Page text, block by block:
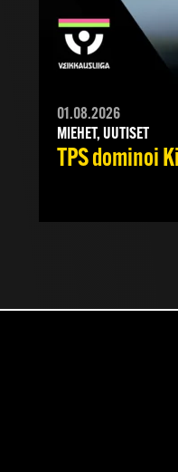
01.08.2026
MIEHET, UUTISET
TPS dominoi